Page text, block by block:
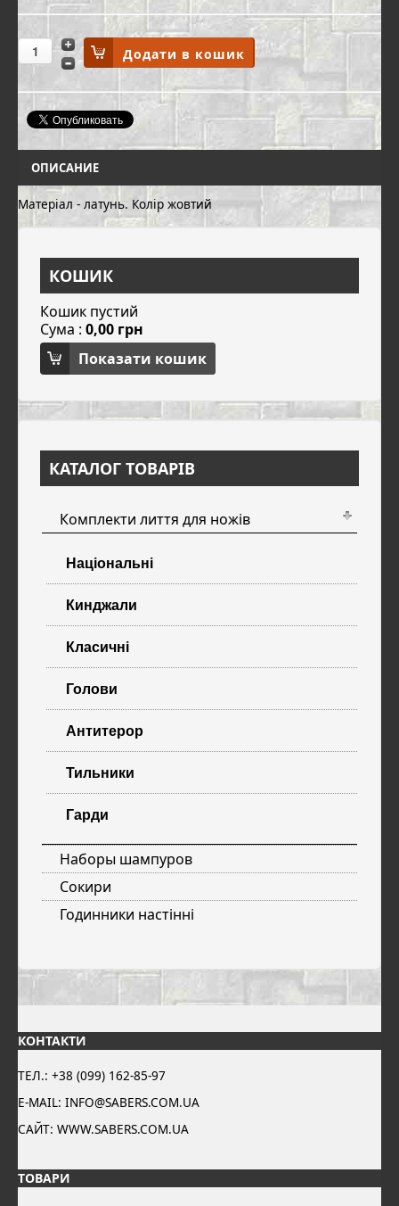
ОПИСАНИЕ
Матеріал - латунь. Колір жовтий
КОШИК
Кошик пустий
Сума : 0,00 грн
Показати кошик
КАТАЛОГ ТОВАРІВ
Комплекти лиття для ножів
Національні
Кинджали
Класичні
Голови
Антитерор
Тильники
Гарди
Наборы шампуров
Сокири
Годинники настінні
КОНТАКТИ
ТЕЛ.: +38 (099) 162-85-97
E-MAIL: INFO@SABERS.COM.UA
САЙТ: WWW.SABERS.COM.UA
ТОВАРИ